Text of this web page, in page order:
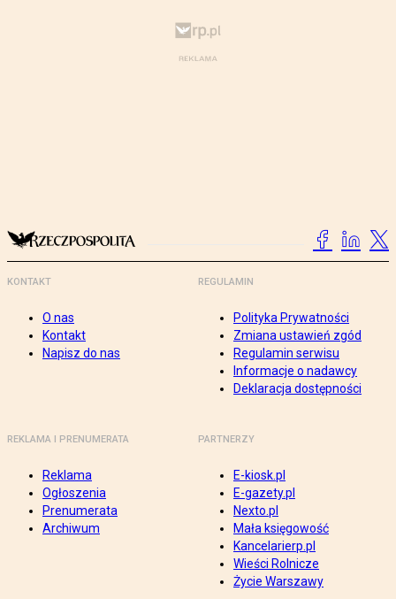
KONTAKT
O nas
Kontakt
Napisz do nas
REGULAMIN
Polityka Prywatności
Zmiana ustawień zgód
Regulamin serwisu
Informacje o nadawcy
Deklaracja dostępności
REKLAMA I PRENUMERATA
Reklama
Ogłoszenia
Prenumerata
Archiwum
PARTNERZY
E-kiosk.pl
E-gazety.pl
Nexto.pl
Mała księgowość
Kancelarierp.pl
Wieści Rolnicze
Życie Warszawy